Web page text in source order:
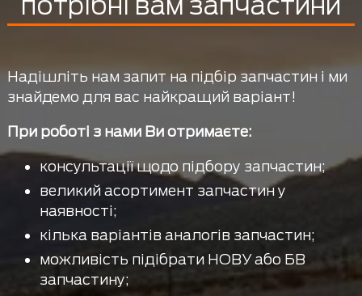
Надішліть нам запит на підбір запчастин і ми
знайдемо для вас найкращий варіант!
При роботі з нами Ви отримаєте:
консультації щодо підбору запчастин;
великий асортимент запчастин у
наявності;
кілька варіантів аналогів запчастин;
можливість підібрати НОВУ або БВ
запчастину;